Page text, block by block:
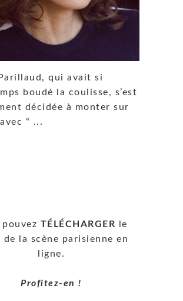
qui avait si
boudé la coulisse, s’est
décidée à monter sur
“ ...
pouvez TÉLÉCHARGER le
de la scène parisienne en
ligne.
Profitez-en !